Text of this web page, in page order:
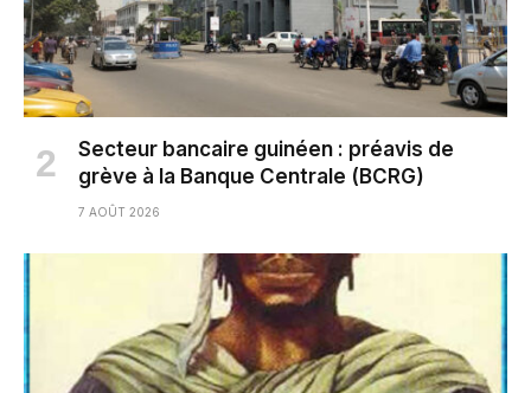
Secteur bancaire guinéen : préavis de
grève à la Banque Centrale (BCRG)
7 AOÛT 2026